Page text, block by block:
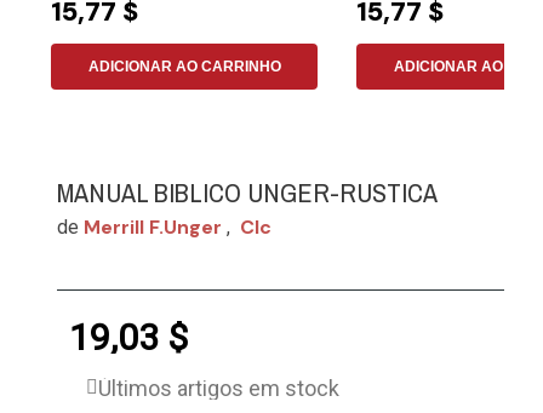
15,77 $
ADICIONAR AO CARRINHO
15,77 $
ADICIONAR AO
MANUAL BIBLICO UNGER-RUSTICA
de Merrill F.unger , Clc
19,03 $
Últimos artigos em stock